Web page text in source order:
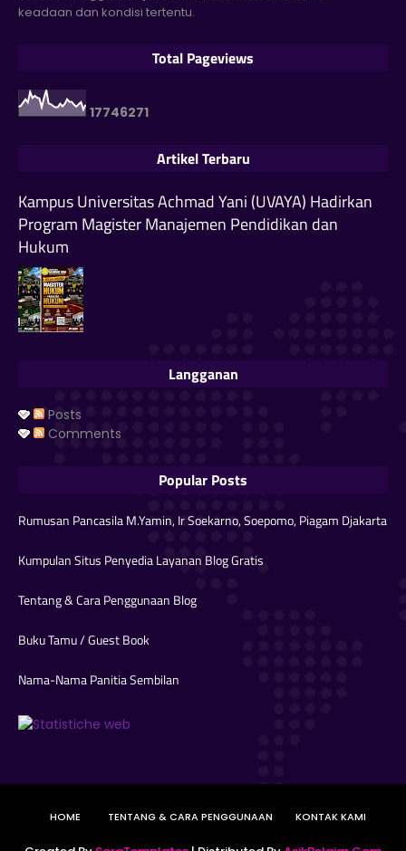
keadaan dan kondisi tertentu.
Total Pageviews
17746271
Artikel Terbaru
Kampus Universitas Achmad Yani (UVAYA) Hadirkan
Program Magister Manajemen Pendidikan dan
Hukum
Langganan
Posts
Comments
Popular Posts
Rumusan Pancasila M.Yamin, Ir Soekarno, Soepomo, Piagam Djakarta
Kumpulan Situs Penyedia Layanan Blog Gratis
Tentang & Cara Penggunaan Blog
Buku Tamu / Guest Book
Nama-Nama Panitia Sembilan
HOME TENTANG & CARA PENGGUNAAN KONTAK KAMI